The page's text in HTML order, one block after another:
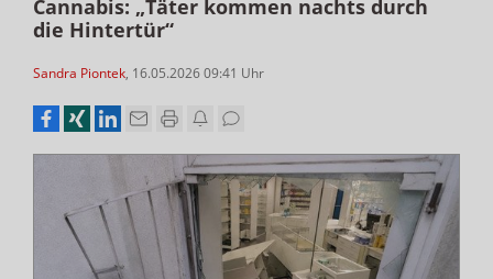
Cannabis: „Täter kommen nachts durch
die Hintertür“
Sandra Piontek, 16.05.2026 09:41 Uhr